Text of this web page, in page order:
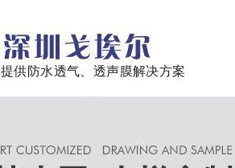
提供防水透气、透声膜解决方案